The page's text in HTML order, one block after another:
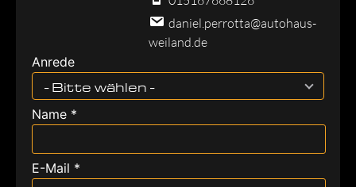
daniel.perrotta@autohaus-
weiland.de
Anrede
- Bitte wählen -
Name *
E-Mail *